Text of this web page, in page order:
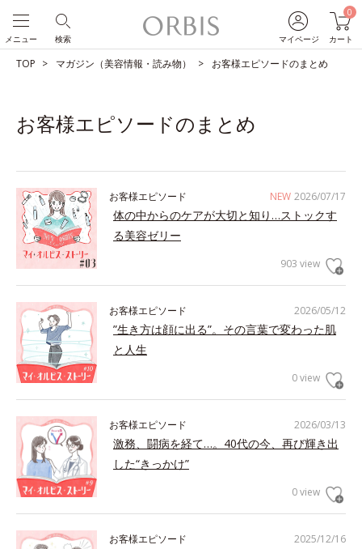
マイページ
0
カート
検索
メニュー
TOP マガジン（美容情報・読み物） お客様エピソードのまとめ
お客様エピソードのまとめ
NEW 2026/07/17
お客様エピソード
体の中からのケアが大切と知り…ストックす
る美容ゼリー
903 view
2026/05/12
お客様エピソード
”生き方は顔に出る”。その言葉で変わった肌
と人生
0 view
2026/03/13
お客様エピソード
激務、闘病を経て…。40代の今、再び輝き出
した“きっかけ”
0 view
2025/12/16
お客様エピソード